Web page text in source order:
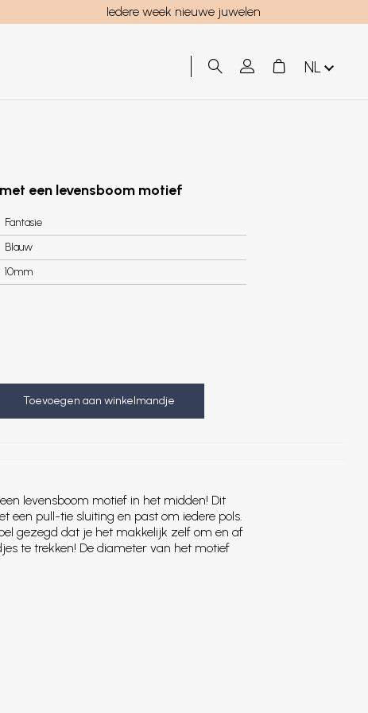
Iedere week nieuwe juwelen
NL
een levensboom motief
Fantasie
Blauw
10mm
Toevoegen aan winkelmandje
levensboom motief in het midden! Dit
een pull-tie sluiting en past om iedere pols.
gezegd dat je het makkelijk zelf om en af
te trekken! De diameter van het motief